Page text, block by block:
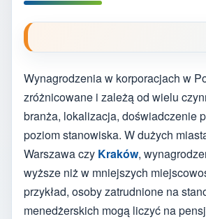
Wynagrodzenia w korporacjach w
zróżnicowane i zależą od wielu
branża, lokalizacja, doświadczenie
poziom stanowiska. W dużych
Warszawa czy Kraków,
wyższe niż w mniejszych
przykład, osoby zatrudnione na
menedżerskich mogą liczyć na